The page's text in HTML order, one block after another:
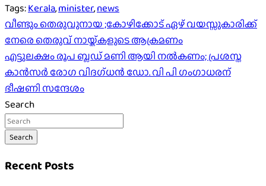
Tags:Kerala,minister,news
Post
navigation
വീണ്ടും തെരുവുനായ ;കോഴിക്കോട് ഏഴ് വയസ്സുകാരിക്ക്
നേരെ തെരുവ് നായ്ക്കളുടെ ആക്രമണം
എട്ടുലക്ഷം രൂപ ബ്ലഡ് മണി ആയി നൽകണം; പ്രശസ്ത
കാൻസർ രോഗ വിദഗ്ധൻ ഡോ. വി പി ഗംഗാധരന്
ഭീഷണി സന്ദേശം
Search
Search
Recent Posts